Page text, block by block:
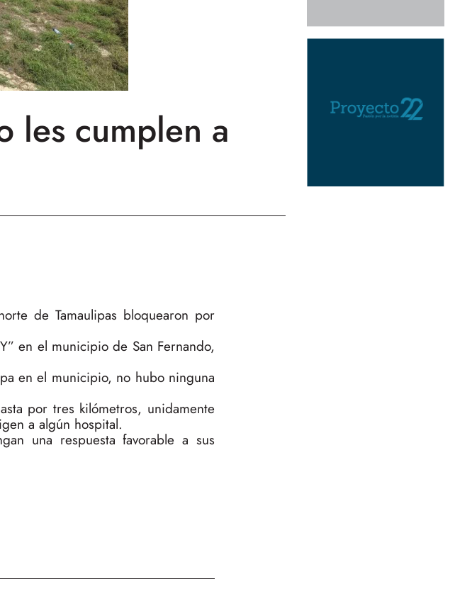
les cumplen a
de Tamaulipas bloquearon por
en el municipio de San Fernando,
en el municipio, no hubo ninguna
por tres kilómetros, unidamente
a algún hospital.
una respuesta favorable a sus